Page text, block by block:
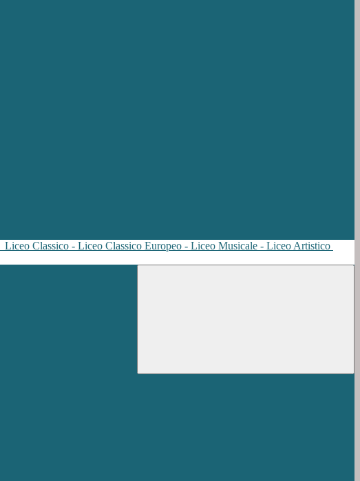
Liceo Classico - Liceo Classico Europeo - Liceo Musicale - Liceo Artistico